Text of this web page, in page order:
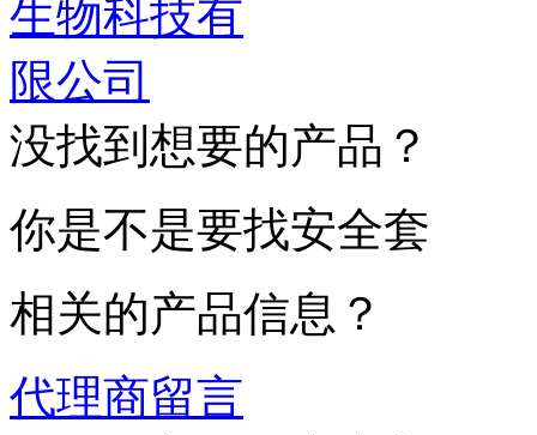
没找到想要的产品？
你是不是要找安全套
相关的产品信息？
代理商留言